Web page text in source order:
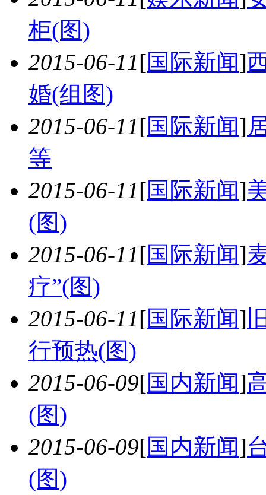
柜(图)
2015-06-11[国际新闻]
婚(组图)
2015-06-11[国际新闻]
等
2015-06-11[国际新闻]
(图)
2015-06-11[国际新闻]
疗”(图)
2015-06-11[国际新闻]
行预热(图)
2015-06-09[国内新闻]
(图)
2015-06-09[国内新闻]
(图)